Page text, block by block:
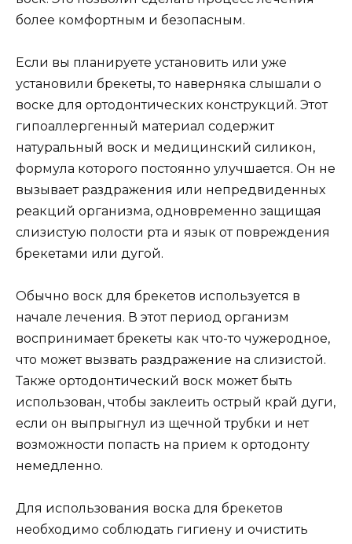
более комфортным и безопасным.
Если вы планируете установить или уже
установили брекеты, то наверняка слышали о
воске для ортодонтических конструкций. Этот
гипоаллергенный материал содержит
натуральный воск и медицинский силикон,
формула которого постоянно улучшается. Он не
вызывает раздражения или непредвиденных
реакций организма, одновременно защищая
слизистую полости рта и язык от повреждения
брекетами или дугой.
Обычно воск для брекетов используется в
начале лечения. В этот период организм
воспринимает брекеты как что-то чужеродное,
что может вызвать раздражение на слизистой.
Также ортодонтический воск может быть
использован, чтобы заклеить острый край дуги,
если он выпрыгнул из щечной трубки и нет
возможности попасть на прием к ортодонту
немедленно.
Для использования воска для брекетов
необходимо соблюдать гигиену и очистить